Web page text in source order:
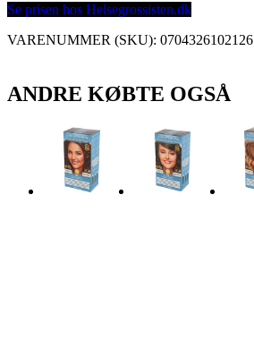
Se prisen hos Helsegrossisten.dk
VARENUMMER (SKU): 0704326102126
ANDRE KØBTE OGSÅ